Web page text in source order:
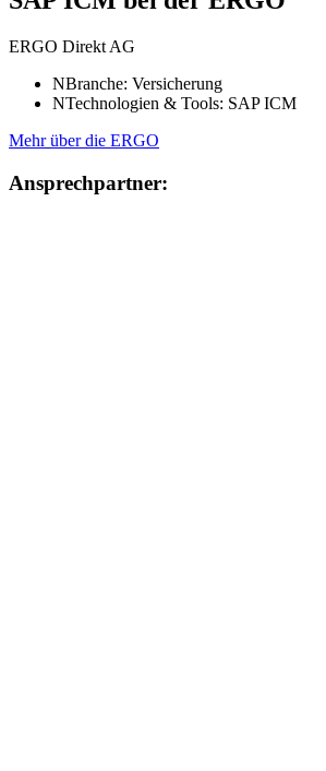
ERGO Direkt AG
NBranche: Versicherung
NTechnologien & Tools: SAP ICM
Mehr über die ERGO
Ansprechpartner: